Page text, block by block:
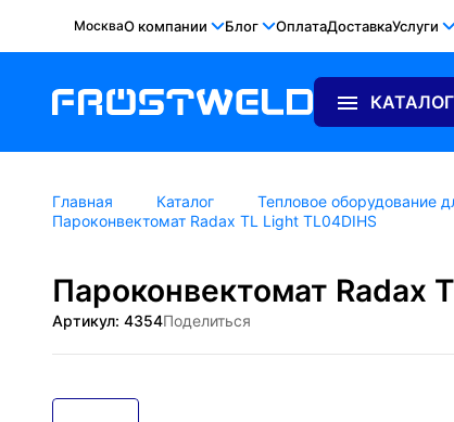
МоскваО компании Блог ОплатаДоставкаУслуги
КАТАЛОГ
Главная Каталог Тепловое оборудование
Пароконвектомат Radax TL Light TL04DIHS
Пароконвектомат Radax
Артикул: 4354Поделиться